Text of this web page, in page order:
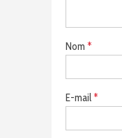
Nom *
E-mail*